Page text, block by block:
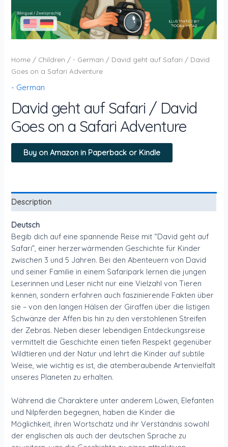
Home / Children / - German / David geht auf Safari / David
Goes on a Safari Adventure
- German
David geht auf Safari / David
Goes on a Safari Adventure
Buy on Amazon in Paperback or Kindle
Description
Deutsch
Begib dich auf eine spannende Reise mit “David geht auf
Safari”, einer herzerwärmenden Geschichte für Kinder
zwischen 3 und 5 Jahren. Bei den Abenteuern von David
und seiner Familie in einem Safaripark lernen die jungen
Leserinnen und Leser nicht nur eine Vielzahl von Tieren
kennen, sondern erfahren auch faszinierende Fakten über
sie – von den langen Hälsen der Giraffen über die listigen
Schwänze der Affen bis hin zu den verstohlenen Streifen
der Zebras. Neben dieser lebendigen Entdeckungsreise
vermittelt die Geschichte einen tiefen Respekt gegenüber
Wildtieren und der Natur und lehrt die Kinder auf subtile
Weise, wie wichtig es ist, die atemberaubende Artenvielfalt
unseres Planeten zu erhalten.
Während die Charaktere unter anderem Löwen, Elefanten
und Nilpferden begegnen, haben die Kinder die
Möglichkeit, ihren Wortschatz und ihr Verständnis sowohl
der englischen als auch der deutschen Sprache zu